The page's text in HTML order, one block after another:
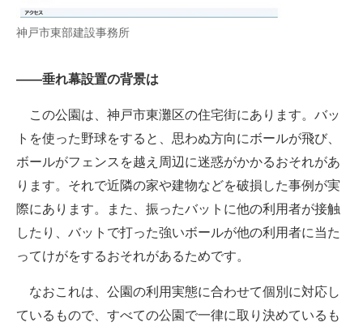
神戸市東部建設事務所
――垂れ幕設置の背景は
この公園は、神戸市東灘区の住宅街にあります。バッ
トを使った野球をすると、思わぬ方向にボールが飛び、
ボールがフェンスを越え周辺に迷惑がかかるおそれがあ
ります。それで近隣の家や建物などを破損した事例が実
際にあります。また、振ったバットに他の利用者が接触
したり、バットで打った強いボールが他の利用者に当た
ってけがをするおそれがあるためです。
なおこれは、公園の利用実態に合わせて個別に対応し
ているもので、すべての公園で一律に取り決めているも